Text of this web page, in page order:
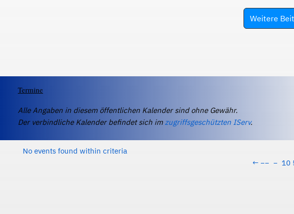
Weitere
Termine
Alle Angaben in diesem öffentlichen Kalender sind ohne Gewähr.
Der verbindliche Kalender befindet sich imzugriffsgeschützten IServ.
No events found within criteria
← −− − 10